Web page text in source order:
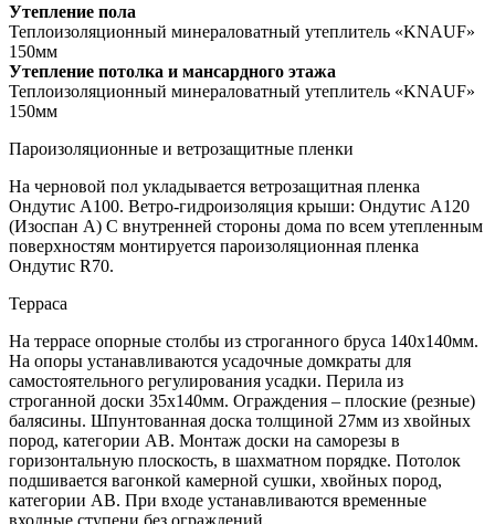
Утепление пола
Теплоизоляционный минераловатный утеплитель «KNAUF»
150мм
Утепление потолка и мансардного этажа
Теплоизоляционный минераловатный утеплитель «KNAUF»
150мм
Пароизоляционные и ветрозащитные пленки
На черновой пол укладывается ветрозащитная пленка
Ондутис А100. Ветро-гидроизоляция крыши: Ондутис А120
(Изоспан А) С внутренней стороны дома по всем утепленным
поверхностям монтируется пароизоляционная пленка
Ондутис R70.
Терраса
На террасе опорные столбы из строганного бруса 140х140мм.
На опоры устанавливаются усадочные домкраты для
самостоятельного регулирования усадки. Перила из
строганной доски 35х140мм. Ограждения – плоские (резные)
балясины. Шпунтованная доска толщиной 27мм из хвойных
пород, категории АВ. Монтаж доски на саморезы в
горизонтальную плоскость, в шахматном порядке. Потолок
подшивается вагонкой камерной сушки, хвойных пород,
категории АВ. При входе устанавливаются временные
входные ступени без ограждений.